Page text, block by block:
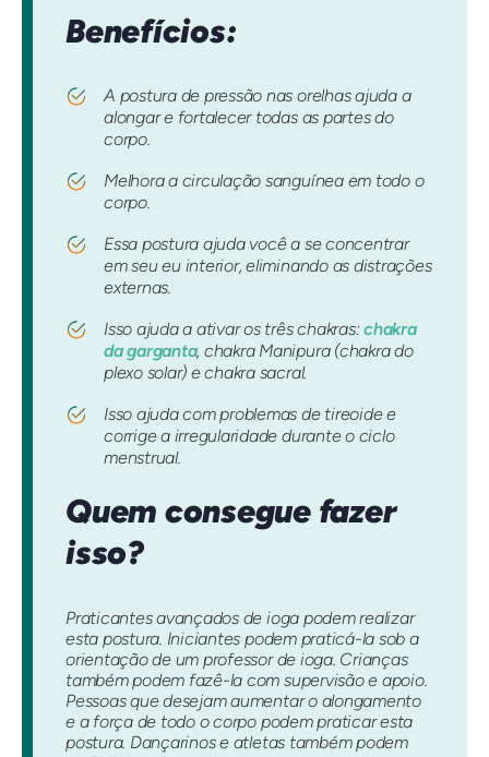
Benefícios:
A postura de pressão nas orelhas ajuda a
alongar e fortalecer todas as partes do
corpo.
Melhora a circulação sanguínea em todo o
corpo.
Essa postura ajuda você a se concentrar
em seu eu interior, eliminando as distrações
externas.
Isso ajuda a ativar os três chakras:chakra
da garganta, chakra Manipura (chakra do
plexo solar) e chakra sacral.
Isso ajuda com problemas de tireoide e
corrige a irregularidade durante o ciclo
menstrual.
Quem consegue fazer
isso?
Praticantes avançados de ioga podem realizar
esta postura. Iniciantes podem praticá-la sob a
orientação de um professor de ioga. Crianças
também podem fazê-la com supervisão e apoio.
Pessoas que desejam aumentar o alongamento
e a força de todo o corpo podem praticar esta
postura. Dançarinos e atletas também podem